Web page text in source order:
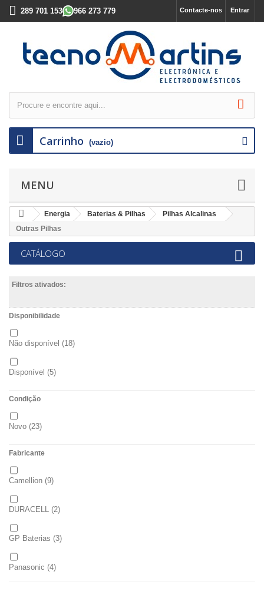
Entrar
Contacte-nos
289 701 153 966 273 779
Carrinho (vazio)
MENU
Energia Baterias & Pilhas
Pilhas Alcalinas
Outras Pilhas
CATÁLOGO
Filtros ativados:
Disponibilidade
Não disponível (18)
Disponível (5)
Condição
Novo (23)
Fabricante
Camellion (9)
DURACELL (2)
GP Baterias (3)
Panasonic (4)